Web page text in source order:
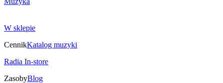
W sklepie
CennikKatalog muzyki
Radia In-store
ZasobyBlog